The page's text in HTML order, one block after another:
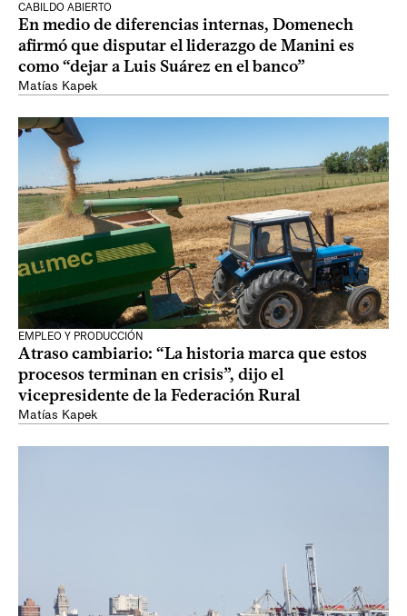
CABILDO ABIERTO
En medio de diferencias internas, Domenech
afirmó que disputar el liderazgo de Manini es
como “dejar a Luis Suárez en el banco”
Matías Kapek
EMPLEO Y PRODUCCIÓN
Atraso cambiario: “La historia marca que estos
procesos terminan en crisis”, dijo el
vicepresidente de la Federación Rural
Matías Kapek